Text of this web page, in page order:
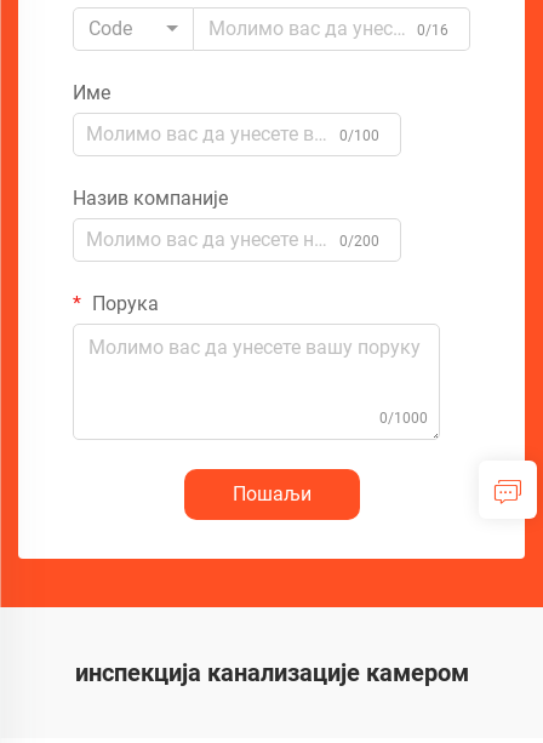
Code
0/16
Име
0/100
Назив компаније
0/200
Порука
0/1000
Пошаљи
инспекција канализације камером